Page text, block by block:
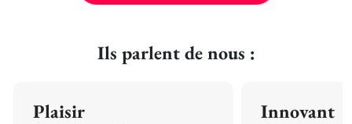
Ils parlent de nous :
Plaisir Innovant